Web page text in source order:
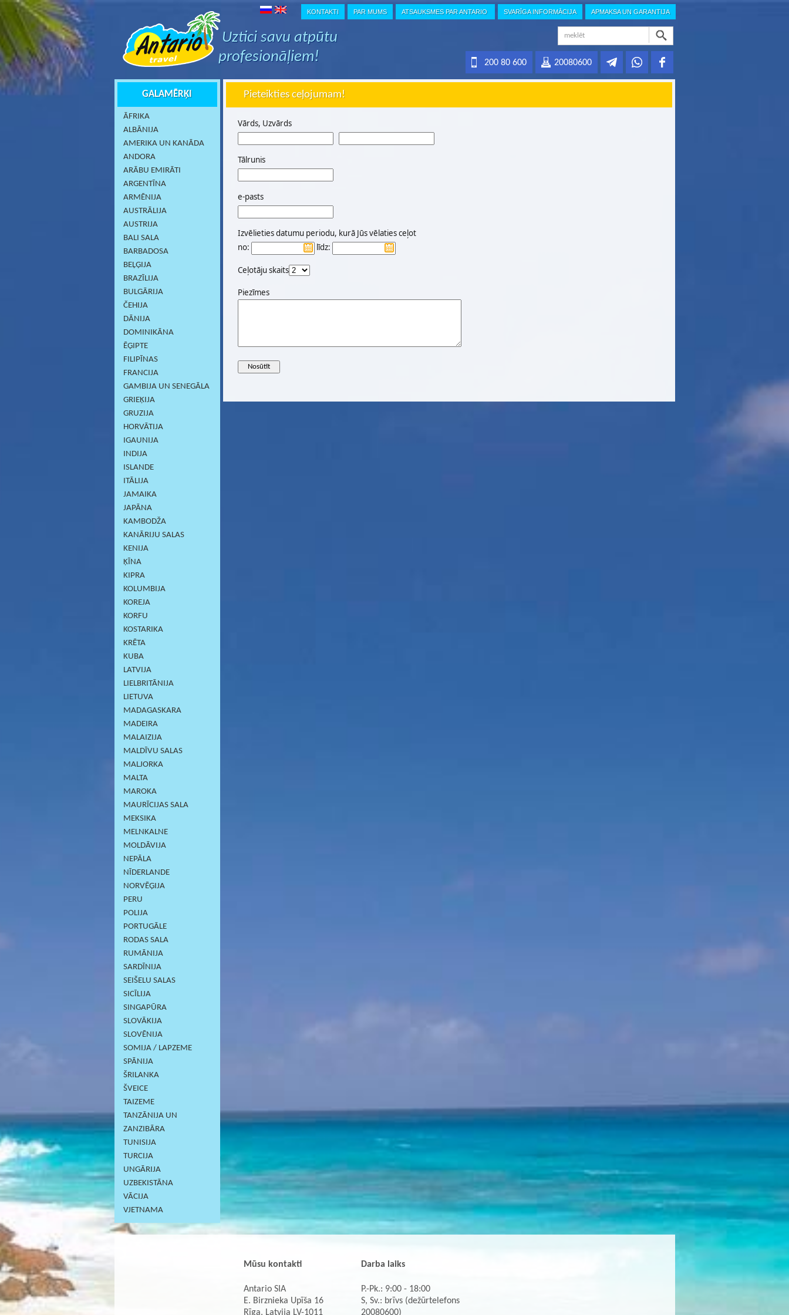
KONTAKTI PAR MUMS ATSAUKSMES PAR ANTARIO SVARĪGA INFORMĀCIJA APMAKSA UN GARANTIJA
Uztici savu atpūtu
profesionāļiem!
20080600
200 80 600
GALAMĒRĶI
ĀFRIKA
ALBĀNIJA
AMERIKA UN KANĀDA
ANDORA
ARĀBU EMIRĀTI
ARGENTĪNA
ARMĒNIJA
AUSTRĀLIJA
AUSTRIJA
BALI SALA
BARBADOSA
BEĻĢIJA
BRAZĪLIJA
BULGĀRIJA
ČEHIJA
DĀNIJA
DOMINIKĀNA
ĒĢIPTE
FILIPĪNAS
FRANCIJA
GAMBIJA UN SENEGĀLA
GRIEĶIJA
GRUZIJA
HORVĀTIJA
IGAUNIJA
INDIJA
ISLANDE
ITĀLIJA
JAMAIKA
JAPĀNA
KAMBODŽA
KANĀRIJU SALAS
KENIJA
ĶĪNA
KIPRA
KOLUMBIJA
KOREJA
KORFU
KOSTARIKA
KRĒTA
KUBA
LATVIJA
LIELBRITĀNIJA
LIETUVA
MADAGASKARA
MADEIRA
MALAIZIJA
MALDĪVU SALAS
MALJORKA
MALTA
MAROKA
MAURĪCIJAS SALA
MEKSIKA
MELNKALNE
MOLDĀVIJA
NEPĀLA
NĪDERLANDE
NORVĒĢIJA
PERU
POLIJA
PORTUGĀLE
RODAS SALA
RUMĀNIJA
SARDĪNIJА
SEIŠELU SALAS
SICĪLIJA
SINGAPŪRA
SLOVĀKIJA
SLOVĒNIJA
SOMIJA / LAPZEME
SPĀNIJA
ŠRILANKA
ŠVEICE
TAIZEME
TANZĀNIJA UN
ZANZIBĀRA
TUNISIJA
TURCIJA
UNGĀRIJA
UZBEKISTĀNA
VĀCIJA
VJETNAMA
Pieteikties ceļojumam!
Vārds, Uzvārds
Tālrunis
e-pasts
Izvēlieties datumu periodu, kurā Jūs vēlaties ceļot
no:
līdz:
Ceļotāju skaits
Piezīmes
Mūsu kontakti
Antario SIA
E. Birznieka Upīša 16
Rīga, Latvija LV-1011
Darba laiks
P.-Pk.: 9:00 - 18:00
S, Sv.: brīvs (dežūrtelefons
20080600)